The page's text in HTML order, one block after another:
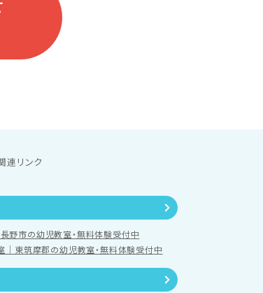
連リンク
野市の幼児教室・無料体験受付中
｜東筑摩郡の幼児教室・無料体験受付中